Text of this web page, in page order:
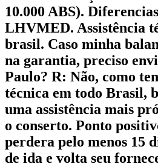
10.000 ABS).
LHVMED. Assistência
brasil. Caso minha
na garantia, preciso
Paulo? R: Não, como
técnica em todo Brasil,
uma assistência mais
o conserto. Ponto
perdera pelo menos 15
de ida e volta seu